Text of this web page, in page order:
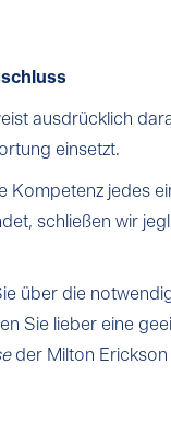
ausdrücklich
einsetzt.
Kompetenz jedes
schließen wir
über die
Sie lieber eine
der Milton Erickson